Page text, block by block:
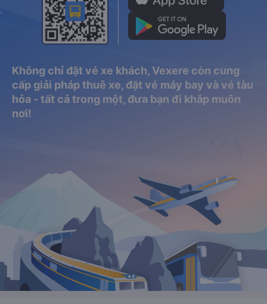
Không chỉ đặt vé xe khách, Vexere còn cung
cấp giải pháp thuê xe, đặt vé máy bay và vé tàu
hỏa - tất cả trong một, đưa bạn đi khắp muôn
nơi!